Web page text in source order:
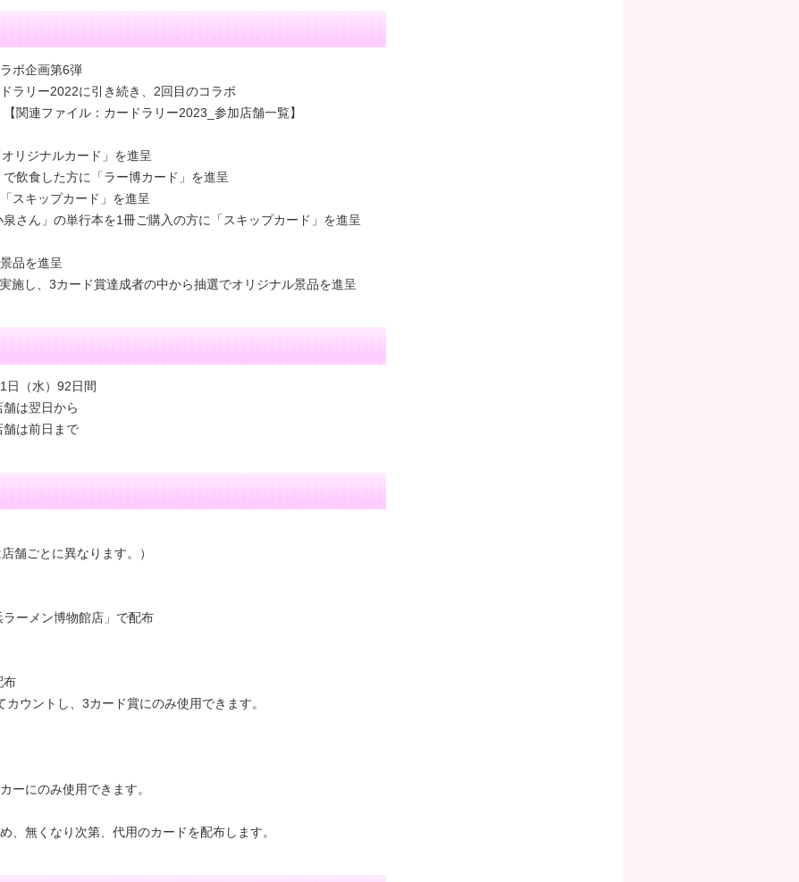
ボ企画第6弾
ラリー2022に引き続き、2回目のコラボ
関連ファイル：カードラリー2023_参加店舗一覧】
リジナルカード」を進呈
飲食した方に「ラー博カード」を進呈
スキップカード」を進呈
さん」の単行本を1冊ご購入の方に「スキップカード」を進呈
品を進呈
施し、3カード賞達成者の中から抽選でオリジナル景品を進呈
日（水）92日間
は翌日から
は前日まで
舗ごとに異なります。）
ーメン博物館店」で配布
布
ウントし、3カード賞にのみ使用できます。
ーにのみ使用できます。
無くなり次第、代用のカードを配布します。